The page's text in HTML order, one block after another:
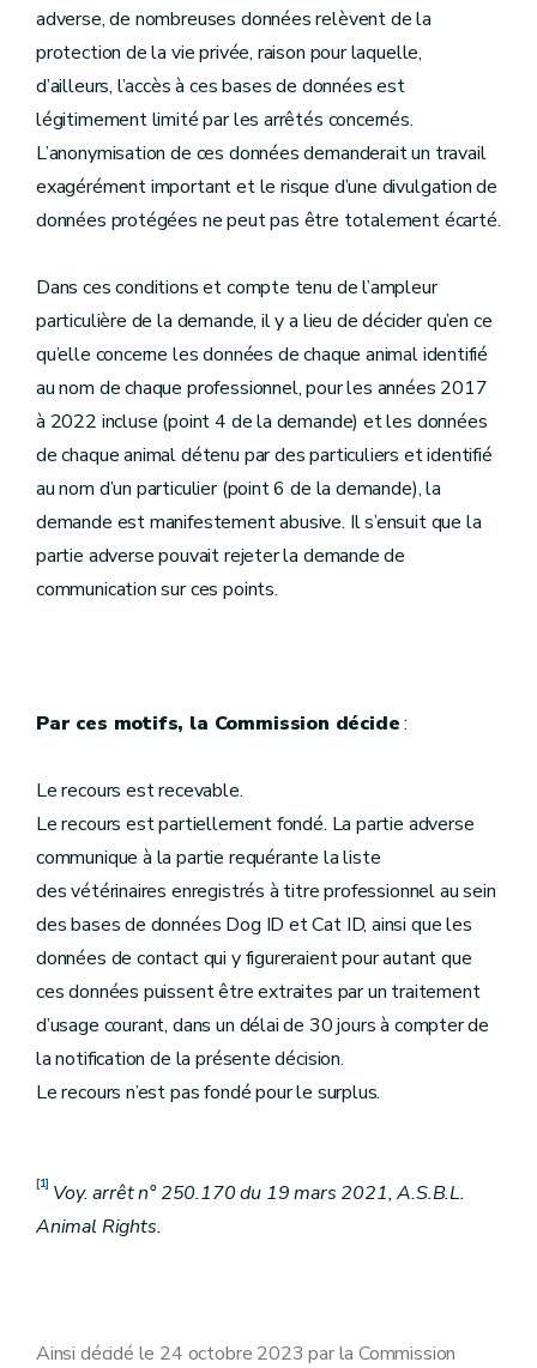
adverse, de nombreuses données relèvent de la
protection de la vie privée, raison pour laquelle,
d’ailleurs, l’accès à ces bases de données est
légitimement limité par les arrêtés concernés.
L’anonymisation de ces données demanderait un travail
exagérément important et le risque d’une divulgation de
données protégées ne peut pas être totalement écarté.
Dans ces conditions et compte tenu de l’ampleur
particulière de la demande, il y a lieu de décider qu’en ce
qu’elle concerne les données de chaque animal identifié
au nom de chaque professionnel, pour les années 2017
à 2022 incluse (point 4 de la demande) et les données
de chaque animal détenu par des particuliers et identifié
au nom d’un particulier (point 6 de la demande), la
demande est manifestement abusive. Il s’ensuit que la
partie adverse pouvait rejeter la demande de
communication sur ces points.
Par ces motifs, la Commission décide:
Le recours est recevable.
Le recours est partiellement fondé. La partie adverse
communique à la partie requérante la liste
des vétérinaires enregistrés à titre professionnel au sein
des bases de données Dog ID et Cat ID, ainsi que les
données de contact qui y figureraient pour autant que
ces données puissent être extraites par un traitement
d’usage courant, dans un délai de 30 jours à compter de
la notification de la présente décision.
Le recours n’est pas fondé pour le surplus.
[1] Voy. arrêt n° 250.170 du 19 mars 2021, A.S.B.L.
Animal Rights.
Ainsi décidé le 24 octobre 2023 par la Commission